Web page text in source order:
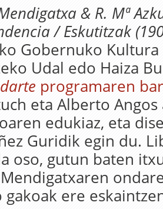
& R. Mª
/ Eskutitzak
Gobernuko Kultura
Udal edo Haiza
programaren
eta Alberto
edukiaz, eta
Guridik egin du.
oso, gutun baten
gakoak ere